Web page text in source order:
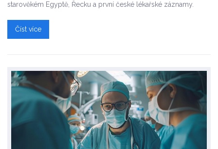
starověkém Egyptě, Řecku a první české lékařské záznamy.
Číst více